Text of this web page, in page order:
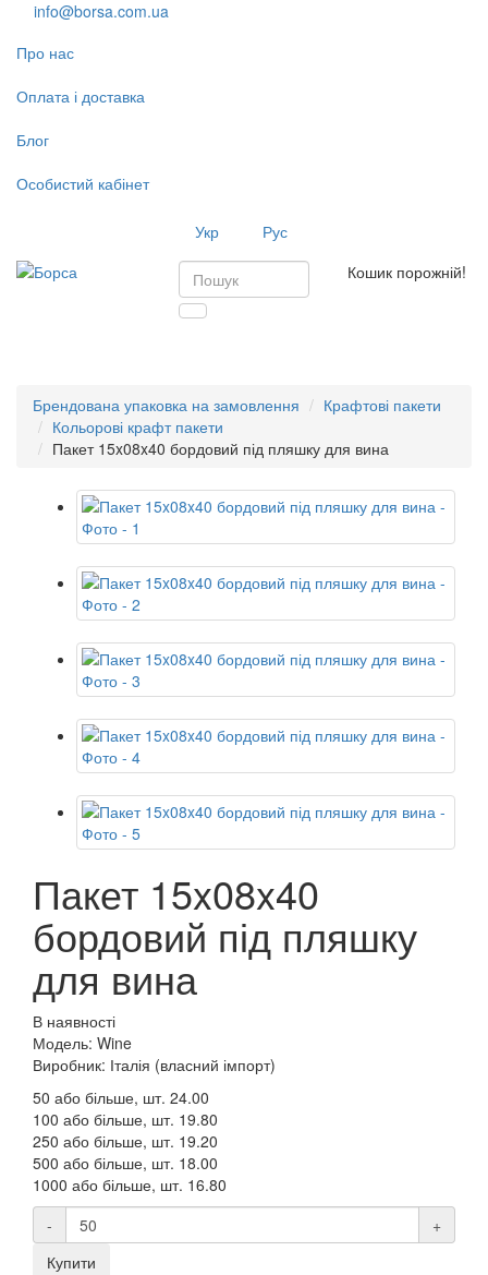
info@borsa.com.ua
Про нас
Оплата і доставка
Блог
Особистий кабінет
Укр
Рус
Кошик порожній!
Брендована упаковка на замовлення
Крафтові пакети
Кольорові крафт пакети
Пакет 15x08x40 бордовий під пляшку для вина
Пакет 15x08x40
бордовий під пляшку
для вина
В наявності
Модель: Wine
Виробник: Італія (власний імпорт)
50 або більше, шт. 24.00
100 або більше, шт. 19.80
250 або більше, шт. 19.20
500 або більше, шт. 18.00
1000 або більше, шт. 16.80
-
+
Купити